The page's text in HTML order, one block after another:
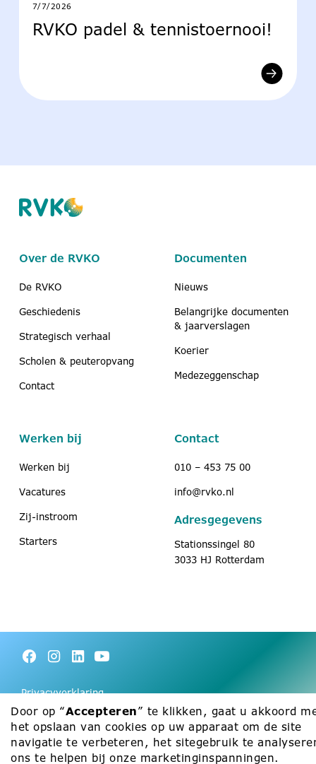
7/7/2026
RVKO padel & tennistoernooi!
Over de RVKO
De RVKO
Geschiedenis
Strategisch verhaal
Scholen & peuteropvang
Contact
Documenten
Nieuws
Belangrijke documenten
& jaarverslagen
Koerier
Medezeggenschap
Werken bij
Werken bij
Vacatures
Zij-instroom
Starters
Contact
010 – 453 75 00
info@rvko.nl
Adresgegevens
Stationssingel 80
3033 HJ Rotterdam
Privacyverklaring
Cookie Policy
Door op “Accepteren” te klikken, gaat u akkoord
het opslaan van cookies op uw apparaat om de site
navigatie te verbeteren, het sitegebruik te
ons te helpen bij onze marketinginspanningen.